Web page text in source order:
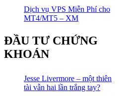
Dịch vụ VPS Miễn Phí cho
MT4/MT5 – XM
ĐẦU TƯ CHỨNG
KHOÁN
Jesse Livermore – một thiên
tài vẫn hai lần trắng tay?